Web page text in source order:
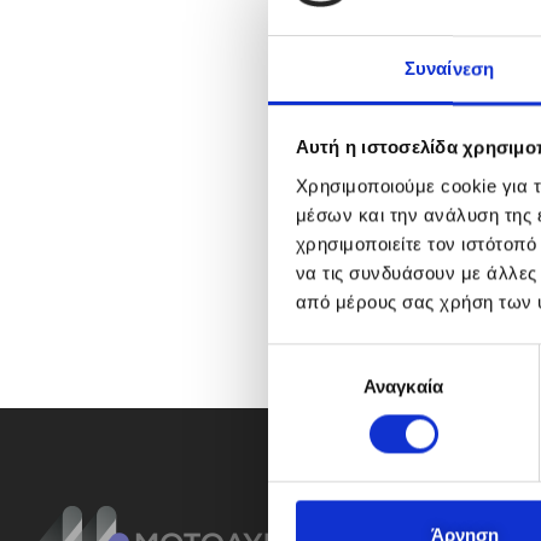
Συναίνεση
Αυτή η ιστοσελίδα
Χρησιμοποιούμε cookie για
μέσων και την ανάλυση της
χρησιμοποιείτε τον
να τις συνδυάσουν με
από μέρους σας χρήση των
ή
Αναγκαία
Άρνηση